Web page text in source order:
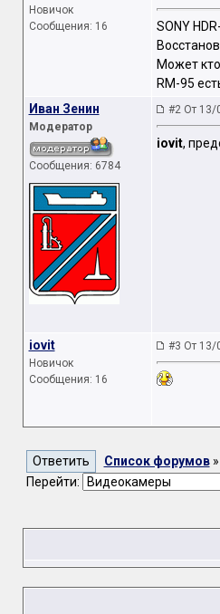
Новичок
Сообщения: 16
SONY
Может
RM-95
Иван Зенин
Модератор
Сообщения: 6784
#2 От 13/
iovit,
iovit
Новичок
Сообщения: 16
#3 От 13/
Список форумов»
Перейти: